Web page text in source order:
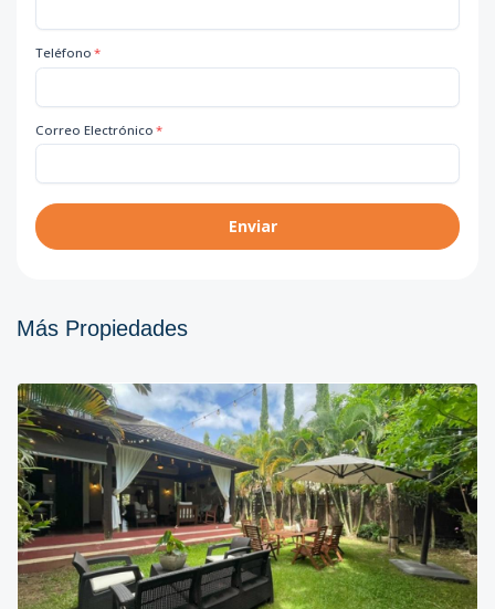
Teléfono *
Correo Electrónico *
Enviar
Más Propiedades